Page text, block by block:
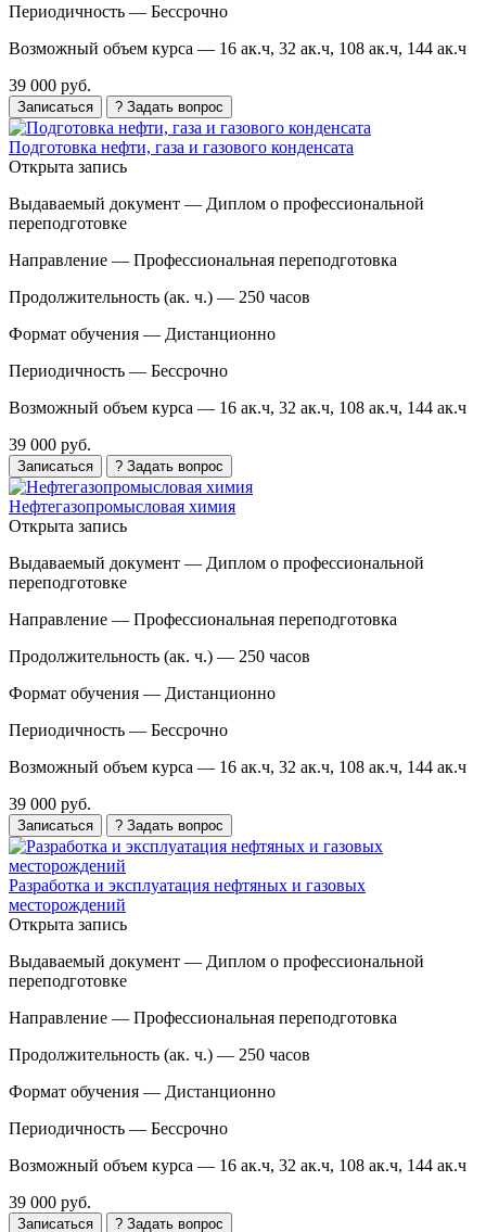
Периодичность — Бессрочно
Возможный объем курса — 16 ак.ч, 32 ак.ч, 108 ак.ч, 144 ак.ч
39 000 руб.
Записаться ? Задать вопрос
Подготовка нефти, газа и газового конденсата
Открыта запись
Выдаваемый документ — Диплом о профессиональной
переподготовке
Направление — Профессиональная переподготовка
Продолжительность (ак. ч.) — 250 часов
Формат обучения — Дистанционно
Периодичность — Бессрочно
Возможный объем курса — 16 ак.ч, 32 ак.ч, 108 ак.ч, 144 ак.ч
39 000 руб.
Записаться ? Задать вопрос
Нефтегазопромысловая химия
Открыта запись
Выдаваемый документ — Диплом о профессиональной
переподготовке
Направление — Профессиональная переподготовка
Продолжительность (ак. ч.) — 250 часов
Формат обучения — Дистанционно
Периодичность — Бессрочно
Возможный объем курса — 16 ак.ч, 32 ак.ч, 108 ак.ч, 144 ак.ч
39 000 руб.
Записаться ? Задать вопрос
Разработка и эксплуатация нефтяных и газовых
месторождений
Открыта запись
Выдаваемый документ — Диплом о профессиональной
переподготовке
Направление — Профессиональная переподготовка
Продолжительность (ак. ч.) — 250 часов
Формат обучения — Дистанционно
Периодичность — Бессрочно
Возможный объем курса — 16 ак.ч, 32 ак.ч, 108 ак.ч, 144 ак.ч
39 000 руб.
Записаться ? Задать вопрос